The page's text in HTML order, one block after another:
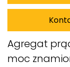
Damian
Teren
Agregat
moc